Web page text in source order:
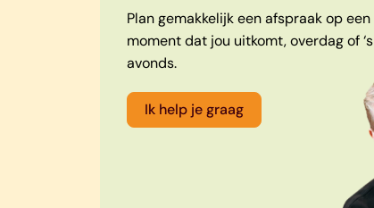
Plan gemakkelijk een afspraak op een
moment dat jou uitkomt, overdag of ‘s
avonds.
Ik help je graag